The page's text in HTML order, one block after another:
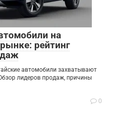
на
рейтинг
автомобили захватывают
лидеров продаж, причины
0